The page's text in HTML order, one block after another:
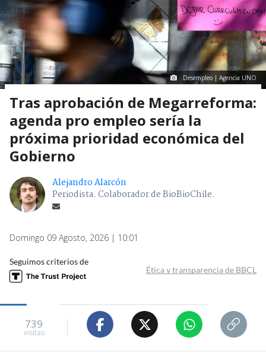
Desempleo | Agencia UNO
Tras aprobación de Megarreforma:
agenda pro empleo sería la
próxima prioridad económica del
Gobierno
Alejandro Alarcón
Periodista. Colaborador de BioBioChile.
Domingo 09 Agosto, 2026 | 10:01
Seguimos criterios de
Ética y transparencia de BBCL
739
visitas